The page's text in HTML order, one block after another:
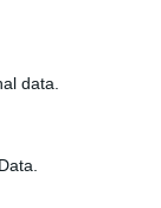
data.
a
vezet,
a
segítségével -
lehetetleníti
hajlamát. Ez a